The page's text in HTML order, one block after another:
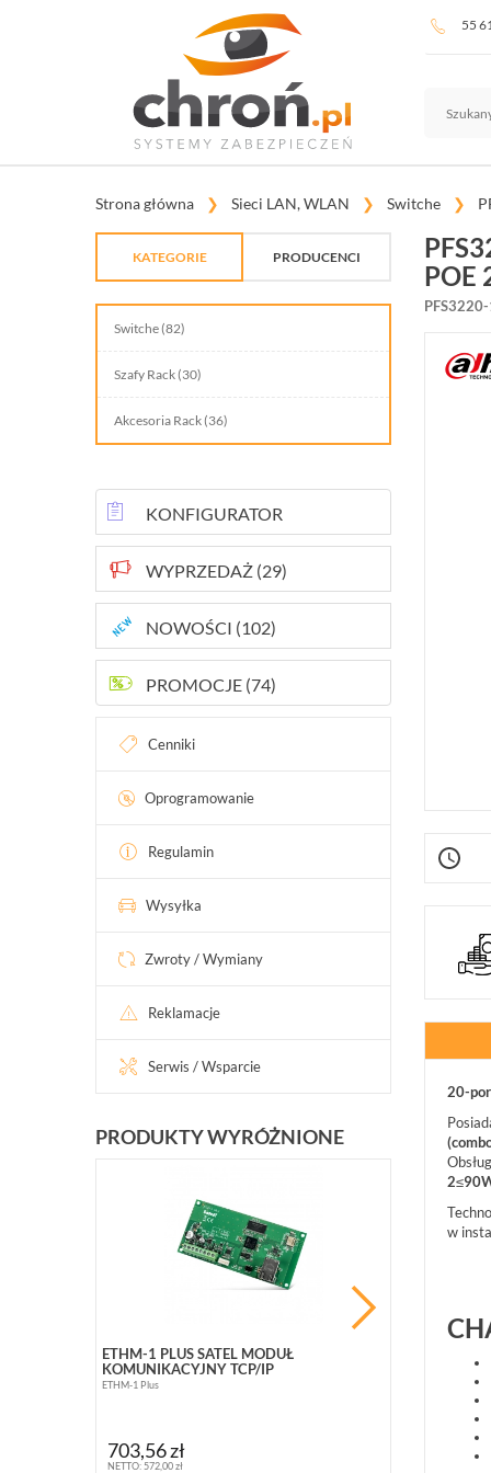
55
Strona główna Sieci LAN, WLAN Switche
KATEGORIE PRODUCENCI
TELEWIZJA PRZEMYSŁOWA
SYSTEMY PPOŻ
WIDEODOMOFONY I DOMOFONY
INTELIGENTNY BUDYNEK
SIECI LAN, WLAN
ZASILANIE, TRANSMISJA, UPS-Y
AKCESORIA
WIEŻE MOBILNE
Switche (82)
Szafy Rack (30)
Akcesoria Rack (36)
KONFIGURATOR
WYPRZEDAŻ (29)
NOWOŚCI (102)
PROMOCJE (74)
Cenniki
Oprogramowanie
Regulamin
Wysyłka
Zwroty / Wymiany
Reklamacje
Serwis / Wsparcie
PRODUKTY WYRÓŻNIONE
ETHM-1 PLUS SATEL MODUŁ
KOMUNIKACYJNY TCP/IP
ETHM-1 Plus
703,56 zł
NETTO: 572,00 zł
10
BCS-B-SP08G02G
363,10 zł
POE
20-
w